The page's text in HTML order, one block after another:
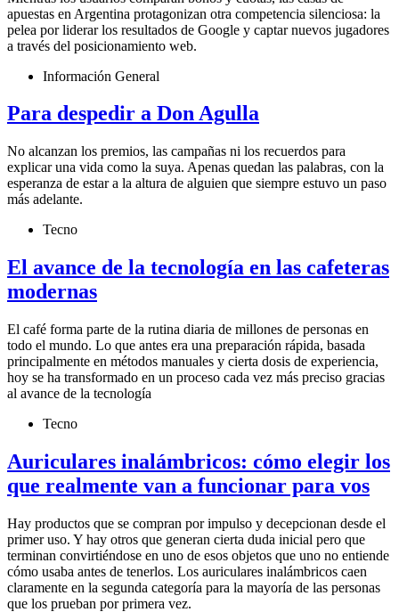
apuestas en Argentina protagonizan otra competencia silenciosa: la
pelea por liderar los resultados de Google y captar nuevos jugadores
a través del posicionamiento web.
Información General
Para despedir a Don Agulla
No alcanzan los premios, las campañas ni los recuerdos para
explicar una vida como la suya. Apenas quedan las palabras, con la
esperanza de estar a la altura de alguien que siempre estuvo un paso
más adelante.
Tecno
El avance de la tecnología en las cafeteras
modernas
El café forma parte de la rutina diaria de millones de personas en
todo el mundo. Lo que antes era una preparación rápida, basada
principalmente en métodos manuales y cierta dosis de experiencia,
hoy se ha transformado en un proceso cada vez más preciso gracias
al avance de la tecnología
Tecno
Auriculares inalámbricos: cómo elegir los
que realmente van a funcionar para vos
Hay productos que se compran por impulso y decepcionan desde el
primer uso. Y hay otros que generan cierta duda inicial pero que
terminan convirtiéndose en uno de esos objetos que uno no entiende
cómo usaba antes de tenerlos. Los auriculares inalámbricos caen
claramente en la segunda categoría para la mayoría de las personas
que los prueban por primera vez.